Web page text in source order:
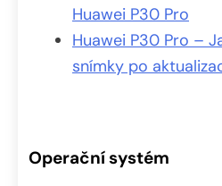
Huawei P30 Pro
Huawei P30 Pro –
snímky po
Operační systém